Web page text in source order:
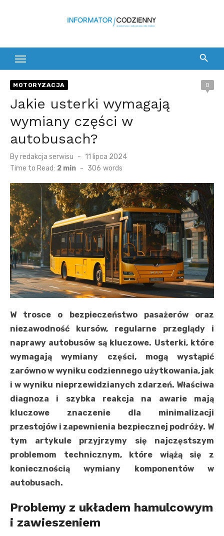
MOTORYZACJA 0
Jakie usterki wymagają
wymiany części w
autobusach?
Byredakcja serwisu
Posted
on
11 lipca 2024
Time to Read: 2 min - 306 words
W trosce o bezpieczeństwo pasażerów oraz
niezawodność kursów, regularne przeglądy i
naprawy autobusów są kluczowe. Usterki, które
wymagają wymiany części, mogą wystąpić
zarówno w wyniku codziennego użytkowania, jak
i w wyniku nieprzewidzianych zdarzeń. Właściwa
diagnoza i szybka reakcja na awarie mają
kluczowe znaczenie dla minimalizacji
przestojów i zapewnienia bezpiecznej podróży. W
tym artykule przyjrzymy się najczęstszym
problemom technicznym, które wiążą się z
koniecznością wymiany komponentów w
autobusach.
Problemy z układem hamulcowym
i zawieszeniem